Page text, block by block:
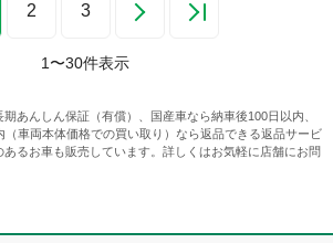
2 3
1 〜30件表示
あんしん保証（有償）、国産車なら納車後100日以内、
（車両本体価格での買い取り）なら返品できる返品サービ
るお車も販売しています。詳しくはお気軽に店舗にお問